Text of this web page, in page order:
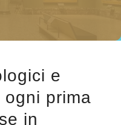
e
prima
in